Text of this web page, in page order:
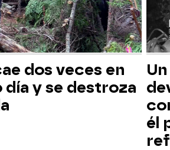
dos veces en
día y se destroza
él